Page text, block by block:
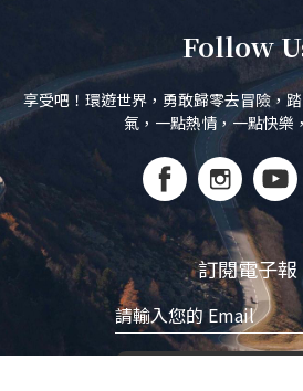
Follow
享受吧！環遊世界，勇敢歸零去冒險，
氣，一點熱情，一點快樂
訂閱電子報